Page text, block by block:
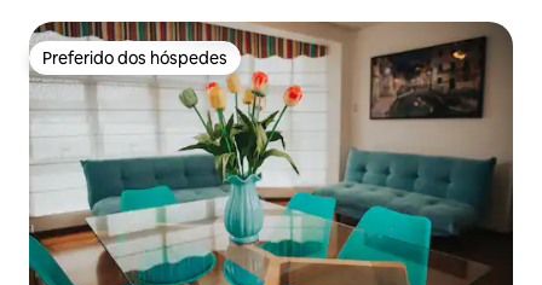
Preferido dos hóspedes
Preferido dos hóspedes